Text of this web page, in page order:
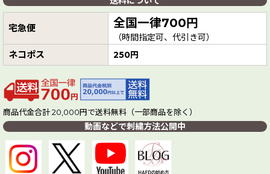
宅急便 全国一律700円
（時間指定可、代引き可）
ネコポス 250円
商品代金合計 20,000円で送料無料（一部商品を除く）
動画などで刺繍方法公開中